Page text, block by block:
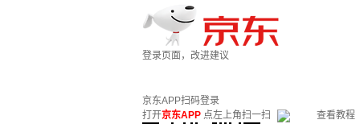
登录页面，改进建议
京东APP扫码登录
打开京东APP 点左上角扫一扫 查看教程